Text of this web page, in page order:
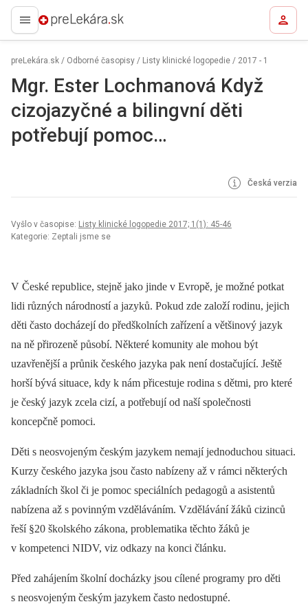
preLekára.sk
preLekára.sk / Odborné časopisy / Listy klinické logopedie / 2017 - 1
Mgr. Ester Lochmanová Když
cizojazyčné a bilingvní děti
potřebují pomoc…
Česká verzia
Vyšlo v časopise: Listy klinické logopedie 2017; 1(1): 45-46
Kategorie: Zeptali jsme se
V České republice, stejně jako jinde v Evropě, je možné potkat
lidi různých národností a jazyků. Pokud zde založí rodinu, jejich
děti často docházejí do předškolních zařízení a většinový jazyk
na ně přirozeně působí. Některé komunity ale mohou být
uzavřenější a průnik českého jazyka pak není dostačující. Ještě
horší bývá situace, kdy k nám přicestuje rodina s dětmi, pro které
je český jazyk zcela cizí, a potřebují od naší společnosti
koncepčně pomoci.
Děti s neosvojeným českým jazykem nemají jednoduchou situaci.
Kurzy českého jazyka jsou často nabízeny až v rámci některých
základních škol či je pomoc speciálních pedagogů a asistentů
nabízena až s povinným vzděláváním. Vzdělávání žáků cizinců
řeší §20 školského zákona, problematika těchto žáků je
v kompetenci NIDV, viz odkazy na konci článku.
Před zahájením školní docházky jsou cílené programy pro děti
s neosvojeným českým jazykem často nedostupné.